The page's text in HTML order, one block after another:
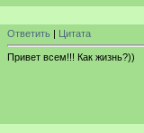
Ответить | Цитата
Привет всем!!! Как жизнь?))